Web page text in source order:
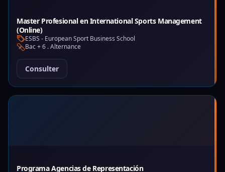
Master Profesional en International Sports Management
(Online)
ESBS - European Sport Business School
Bac + 6 . Alternance
Consulter
Programa Agencias de Representación